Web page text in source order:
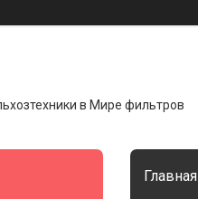
в Мире фильтров
Главная